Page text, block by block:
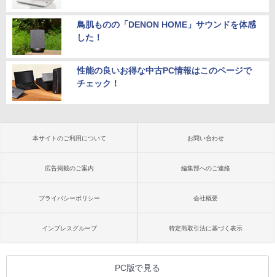
鳥肌ものの「DENON HOME」サウンドを体感
した！
性能の良いお得な中古PC情報はこのページで
チェック！
本サイトのご利用について お問い合わせ
広告掲載のご案内 編集部へのご連絡
プライバシーポリシー 会社概要
インプレスグループ 特定商取引法に基づく表示
PC版で見る